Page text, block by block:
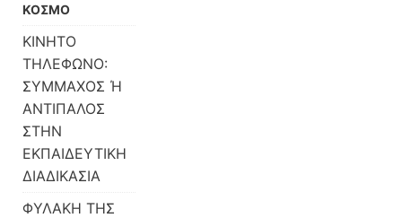
ΚΟΣΜΟ
ΚΙΝΗΤΟ
ΤΗΛΕΦΩΝΟ:
ΣΥΜΜΑΧΟΣ Ή
ΑΝΤΙΠΑΛΟΣ
ΣΤΗΝ
ΕΚΠΑΙΔΕΥΤΙΚΗ
ΔΙΑΔΙΚΑΣΙΑ
ΦΥΛΑΚΗ ΤΗΣ